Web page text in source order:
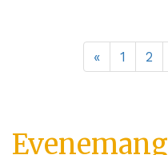
« 1 2
Evenemang